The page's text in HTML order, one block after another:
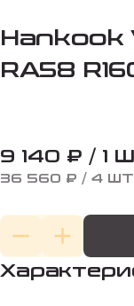
Hankook
RA58
9 140 ₽ / 1
36 560 ₽ / 4 ШТ